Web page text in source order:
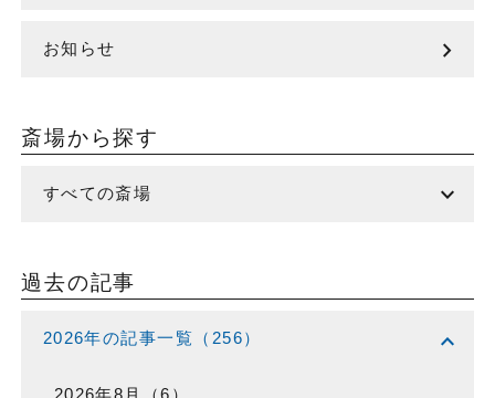
お知らせ chevron_right
斎場から探す
すべての斎場 expand_more
過去の記事
2026年の記事一覧（256） expand_more
2026年8月（6）